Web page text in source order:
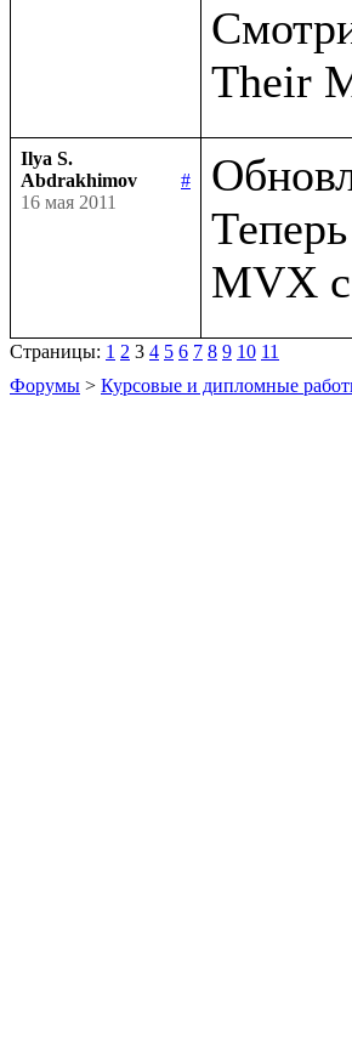
Ilya S.
Abdrakhimov
#
16 мая 2011
Страницы: 1 2 3 4 5 6 7 8 9 10 11
Форумы > Курсовые и дипломные